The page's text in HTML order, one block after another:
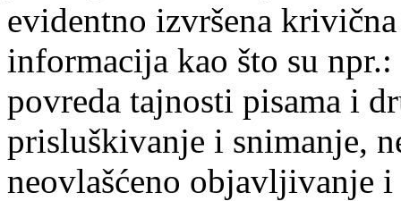
evidentno izvršena
informacija kao što su
povreda tajnosti pisama i
prisluškivanje i snimanje,
neovlašćeno objavljivanje